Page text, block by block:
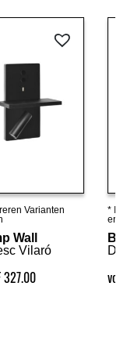
ansehen
Varianten
Wall
Vilaró
327.00
* In
von